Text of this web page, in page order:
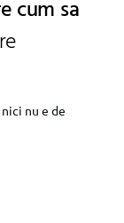
cum sa
nu e de